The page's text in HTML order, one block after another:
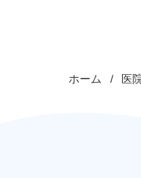
ホーム 医